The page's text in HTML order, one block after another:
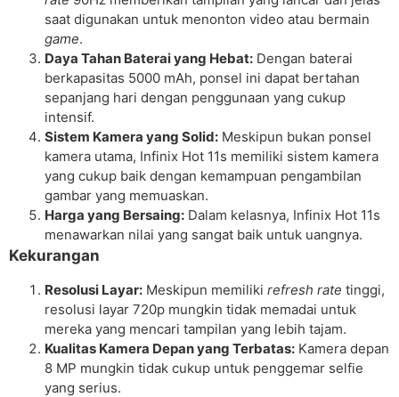
saat digunakan untuk menonton video atau bermain
game.
Daya Tahan Baterai yang Hebat: Dengan baterai
berkapasitas 5000 mAh, ponsel ini dapat bertahan
sepanjang hari dengan penggunaan yang cukup
intensif.
Sistem Kamera yang Solid: Meskipun bukan ponsel
kamera utama, Infinix Hot 11s memiliki sistem kamera
yang cukup baik dengan kemampuan pengambilan
gambar yang memuaskan.
Harga yang Bersaing: Dalam kelasnya, Infinix Hot 11s
menawarkan nilai yang sangat baik untuk uangnya.
Kekurangan
Resolusi Layar: Meskipun memiliki refresh rate tinggi,
resolusi layar 720p mungkin tidak memadai untuk
mereka yang mencari tampilan yang lebih tajam.
Kualitas Kamera Depan yang Terbatas: Kamera depan
8 MP mungkin tidak cukup untuk penggemar selfie
yang serius.